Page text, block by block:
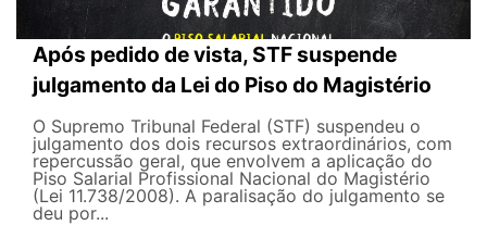
Após pedido de vista, STF suspende
julgamento da Lei do Piso do Magistério
O Supremo Tribunal Federal (STF) suspendeu o
julgamento dos dois recursos extraordinários, com
repercussão geral, que envolvem a aplicação do
Piso Salarial Profissional Nacional do Magistério
(Lei 11.738/2008). A paralisação do julgamento se
deu por...